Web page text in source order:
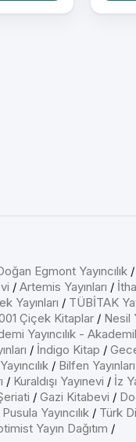
Egmont Yayıncılık /
/ Artemis Yayınları /
Yayınları / TÜBİTAK
Çiçek Kitaplar / Nesil
Yayıncılık -
/ İndigo Kitap /
/ Bilfen Yayınları
/ Kuraldışı Yayınevi / İz
/ Gazi Kitabevi /
Pusula Yayıncılık / Türk
Yayın Dağıtım /